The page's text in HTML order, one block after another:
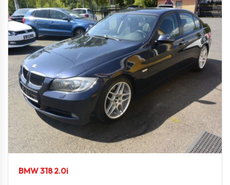
BMW 318 2.0i